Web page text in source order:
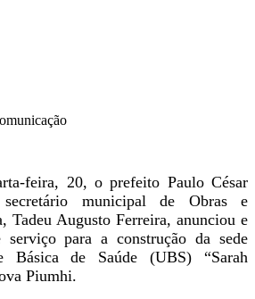
feira, 20, o prefeito Paulo César
municipal de Obras e
Tadeu Augusto Ferreira, anunciou e
para a construção da sede
Básica de Saúde (UBS) “Sarah
Piumhi.